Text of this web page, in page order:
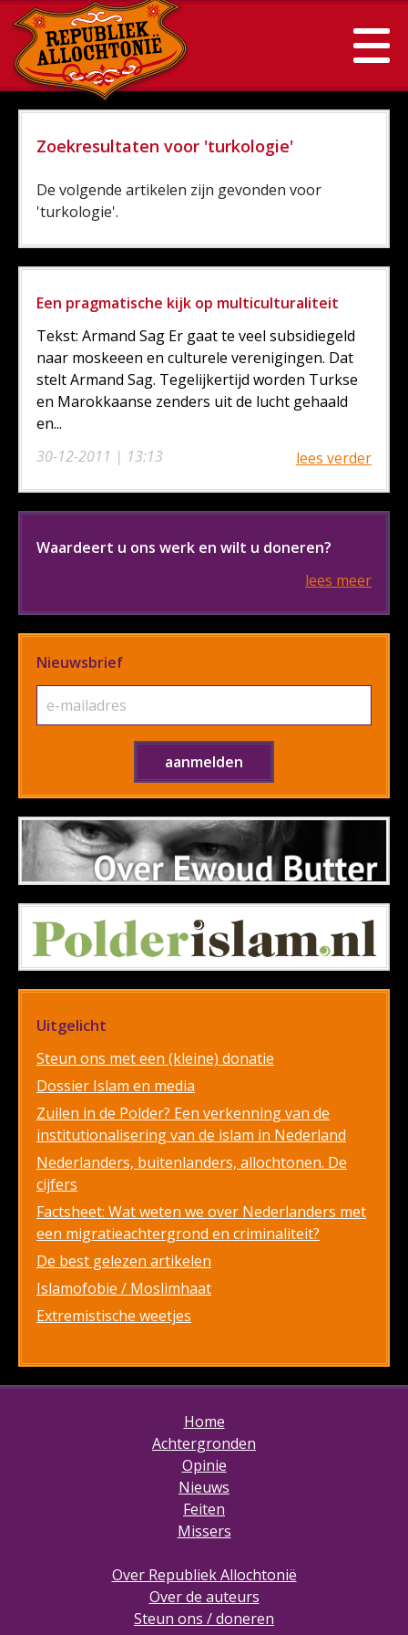
Zoekresultaten voor 'turkologie'
De volgende artikelen zijn gevonden voor
'turkologie'.
Een pragmatische kijk op multiculturaliteit
30-12-2011 | 13:13
Tekst: Armand Sag Er gaat te veel subsidiegeld
naar moskeeen en culturele verenigingen. Dat
stelt Armand Sag. Tegelijkertijd worden Turkse
en Marokkaanse zenders uit de lucht gehaald
en...
lees verder
Waardeert u ons werk en wilt u doneren?
lees meer
Nieuwsbrief
Uitgelicht
Steun ons met een (kleine) donatie
Dossier Islam en media
Zuilen in de Polder? Een verkenning van de
institutionalisering van de islam in Nederland
Nederlanders, buitenlanders, allochtonen. De
cijfers
Factsheet: Wat weten we over Nederlanders met
een migratieachtergrond en criminaliteit?
De best gelezen artikelen
Islamofobie / Moslimhaat
Extremistische weetjes
Home
Achtergronden
Opinie
Nieuws
Feiten
Missers
Over Republiek Allochtonië
Over de auteurs
Steun ons / doneren